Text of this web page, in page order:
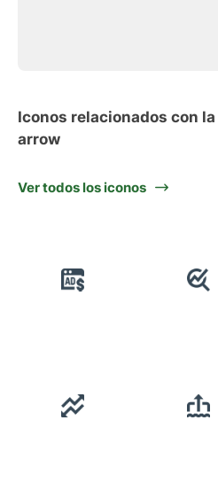
Iconos relacionados con
arrow
Ver todos los iconos